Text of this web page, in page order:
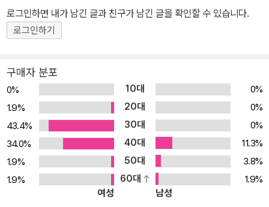
로그인하면 내가 남긴 글과 친구가 남긴 글을 확인할 수 있습니다.
로그인하기
구매자 분포
0% 10대
0%
1.9%
20대
0%
43.4%
30대
0%
34.0%
40대
11.3%
1.9%
50대
3.8%
1.9%
60대
1.9%
여성
남성